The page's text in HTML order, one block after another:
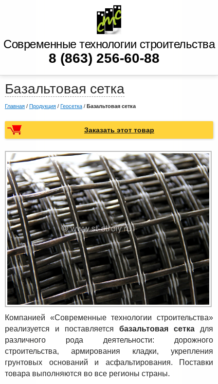
Современные технологии строительства
8 (863) 256-60-88
Базальтовая сетка
Главная / Продукция / Геосетка / Базальтовая сетка
Заказать этот товар
Компанией «Современные технологии строительства»
реализуется и поставляется базальтовая сетка для
различного рода деятельности: дорожного
строительства, армирования кладки, укрепления
грунтовых оснований и асфальтирования. Поставки
товара выполняются во все регионы страны.